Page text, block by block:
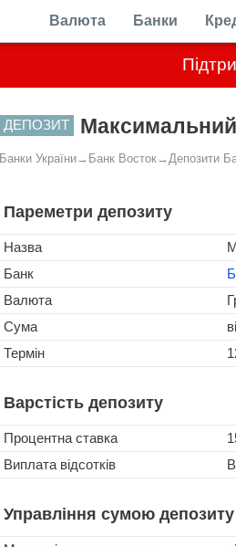
Валюта Банки
ДЕПОЗИТ
Банки України→ Банк Восток→ Депозити
Пареметри депозиту
Назва
Банк
Валюта
Сума
Термін
Варстість депозиту
Процентна ставка
Виплата відсотків
Управління сумою депозиту